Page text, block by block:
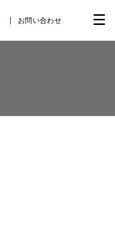
お問い合わせ